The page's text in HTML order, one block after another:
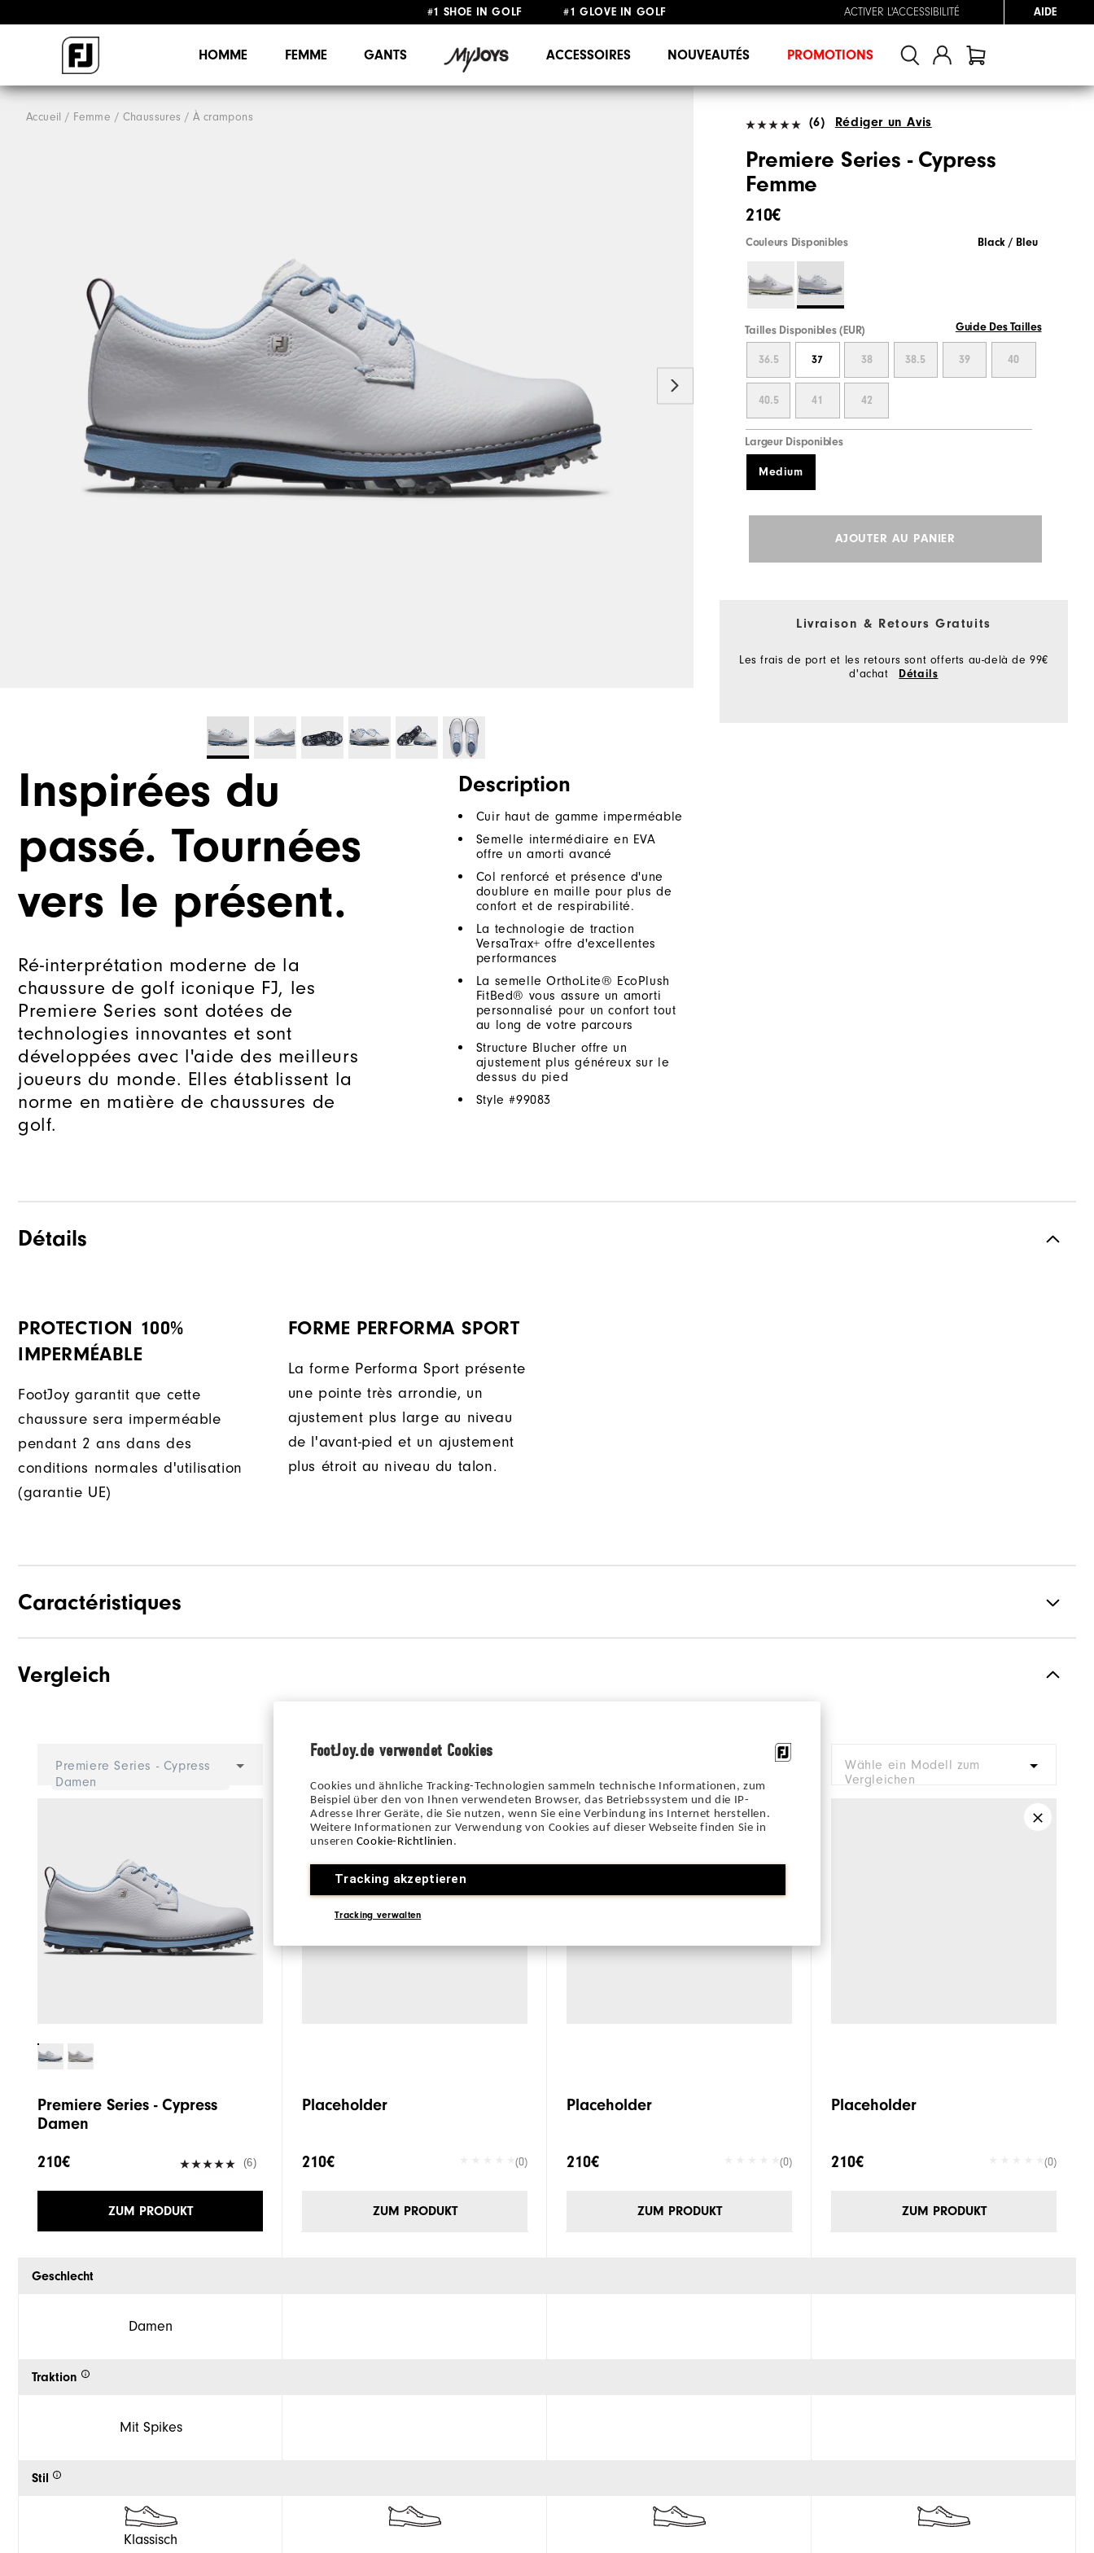
FootJoy.de verwendet Cookies
Cookies und ähnliche Tracking-Technologien sammeln technische Informationen, zum
Beispiel über den von Ihnen verwendeten Browser, das Betriebssystem und die IP-
Adresse Ihrer Geräte, die Sie nutzen, wenn Sie eine Verbindung ins Internet herstellen.
Weitere Informationen zur Verwendung von Cookies auf dieser Webseite finden Sie in
unseren Cookie-Richtlinien .
Tracking akzeptieren
Tracking verwalten
#1 SHOE IN GOLF #1 GLOVE IN GOLF
ACTIVER L'ACCESSIBILITÉ AIDE
HOMME FEMME GANTS ACCESSOIRES NOUVEAUTÉS PROMOTIONS
Accueil Femme Chaussures À crampons (6) Rédiger un Avis
Premiere Series - Cypress
Femme
210€
Couleurs Disponibles Black / Bleu
Tailles Disponibles (EUR) Guide Des Tailles
36.5 37 38 38.5 39 40
40.5 41 42
Largeur Disponibles
Medium
AJOUTER AU PANIER
Livraison & Retours Gratuits
Les frais de port et les retours sont offerts au-delà de 99€
d'achat
Détails
Inspirées du
passé. Tournées
vers le présent.
Ré-interprétation moderne de la
chaussure de golf iconique FJ, les
Premiere Series sont dotées de
technologies innovantes et sont
développées avec l'aide des meilleurs
joueurs du monde. Elles établissent la
norme en matière de chaussures de
golf.
Description
Cuir haut de gamme imperméable
Semelle intermédiaire en EVA
offre un amorti avancé
Col renforcé et présence d'une
doublure en maille pour plus de
confort et de respirabilité.
La technologie de traction
VersaTrax+ offre d'excellentes
performances
La semelle OrthoLite® EcoPlush
FitBed® vous assure un amorti
personnalisé pour un confort tout
au long de votre parcours
Structure Blucher offre un
ajustement plus généreux sur le
dessus du pied
Style #99083
Détails
PROTECTION 100%
IMPERMÉABLE
FootJoy garantit que cette
chaussure sera imperméable
pendant 2 ans dans des
conditions normales d'utilisation
(garantie UE)
FORME PERFORMA SPORT
La forme Performa Sport présente
une pointe très arrondie, un
ajustement plus large au niveau
de l'avant-pied et un ajustement
plus étroit au niveau du talon.
Caractéristiques
Adhérence Spiked
Vergleich
Premiere Series - Cypress
Damen
Premiere Series - Cypress
Damen
210€ (6)
ZUM PRODUKT
Geschlecht
Damen
Traktion
Mit Spikes
Stil
Klassisch
Vergleichen
Placeholder
210€ (0)
ZUM PRODUKT
Vergleichen
Placeholder
210€ (0)
ZUM PRODUKT
Wähle ein Modell zum
Vergleichen
Placeholder
210€ (0)
ZUM PRODUKT